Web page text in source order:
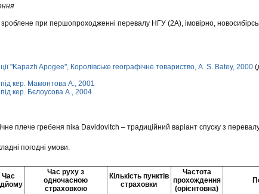
при першопроходженні перевалу НГУ (2А), імовірно,
"Kapazh Apogee", Королівське географічне товариство, A. S. Batey, 2000
під кер. Мамонтова А., 2001
під кер. Бєлоусова А., 2004
плече гребеня піка Davidovitch – традиційний варіант спуску з
погодні умови.
Час
Час руху з
одночасною
страховкою
Кількість пунктів
страховки
Частота
прохождення
(орієнтовна)